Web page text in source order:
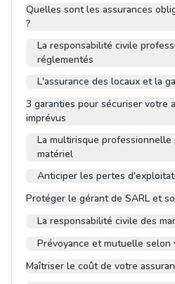
Quelles sont les assurances
?
La responsabilité civile
réglementés
L'assurance des locaux et la
3 garanties pour sécuriser votre
imprévus
La multirisque
matériel
Anticiper les pertes
Protéger le gérant de SARL et
La responsabilité civile des
Prévoyance et mutuelle
Maîtriser le coût de votre